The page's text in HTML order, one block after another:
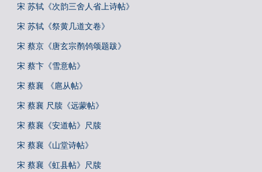
宋 苏轼《次韵三舍人省上诗帖》
宋 苏轼《祭黄几道文卷》
宋 蔡京《唐玄宗鹡鸰颂题跋》
宋 蔡卞《雪意帖》
宋 蔡襄 《扈从帖》
宋 蔡襄 尺牍《远蒙帖》
宋 蔡襄《安道帖》尺牍
宋 蔡襄《山堂诗帖》
宋 蔡襄《虹县帖》尺牍